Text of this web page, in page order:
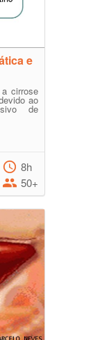
e
cirrose
ao
de
8h
50+